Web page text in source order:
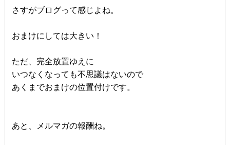
さすがブログって感じよね。
おまけにしては大きい！
ただ、完全放置ゆえに
いつなくなっても不思議はないので
あくまでおまけの位置付けです。
あと、メルマガの報酬ね。